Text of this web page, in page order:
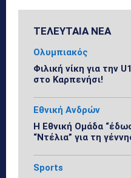
ΤΕΛΕΥΤΑΙΑ ΝΕΑ
Ολυμπιακός
Φιλική νίκη για την
στο Καρπενήσι!
Εθνική Ανδρών
Η Εθνική Ομάδα
“Ντέλια” για τη
Sports